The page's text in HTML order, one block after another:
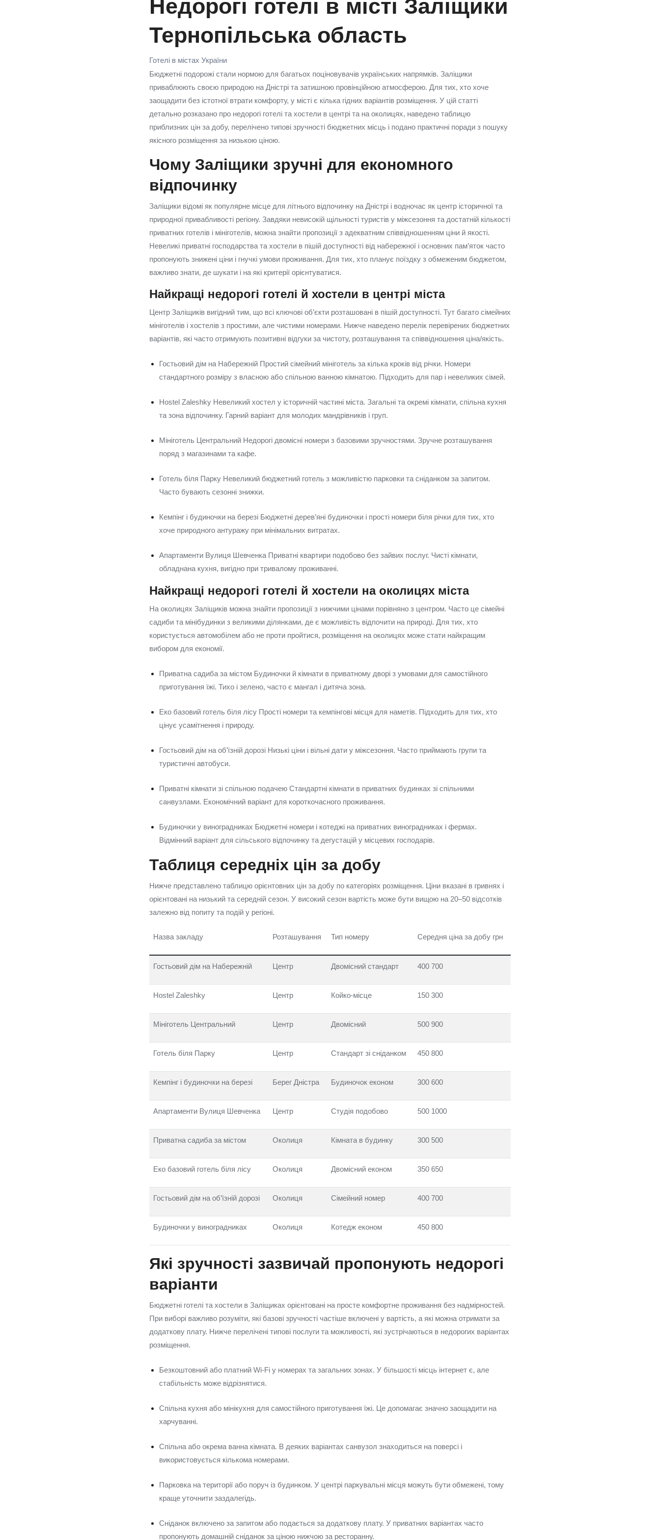
Недорогі готелі в місті Заліщики
Тернопільська область
Готелі в містах України
Бюджетні подорожі стали нормою для багатьох поціновувачів українських напрямків. Заліщики
приваблюють своєю природою на Дністрі та затишною провінційною атмосферою. Для тих, хто хоче
заощадити без істотної втрати комфорту, у місті є кілька гідних варіантів розміщення. У цій статті
детально розказано про недорогі готелі та хостели в центрі та на околицях, наведено таблицю
приблизних цін за добу, перелічено типові зручності бюджетних місць і подано практичні поради з пошуку
якісного розміщення за низькою ціною.
Чому Заліщики зручні для економного
відпочинку
Заліщики відомі як популярне місце для літнього відпочинку на Дністрі і водночас як центр історичної та
природної привабливості регіону. Завдяки невисокій щільності туристів у міжсезоння та достатній кількості
приватних готелів і мініготелів, можна знайти пропозиції з адекватним співвідношенням ціни й якості.
Невеликі приватні господарства та хостели в пішій доступності від набережної і основних пам’яток часто
пропонують знижені ціни і гнучкі умови проживання. Для тих, хто планує поїздку з обмеженим бюджетом,
важливо знати, де шукати і на які критерії орієнтуватися.
Найкращі недорогі готелі й хостели в центрі міста
Центр Заліщиків вигідний тим, що всі ключові об’єкти розташовані в пішій доступності. Тут багато сімейних
мініготелів і хостелів з простими, але чистими номерами. Нижче наведено перелік перевірених бюджетних
варіантів, які часто отримують позитивні відгуки за чистоту, розташування та співвідношення ціна/якість.
Гостьовий дім на Набережній Простий сімейний мініготель за кілька кроків від річки. Номери
стандартного розміру з власною або спільною ванною кімнатою. Підходить для пар і невеликих сімей.
Hostel Zaleshky Невеликий хостел у історичній частині міста. Загальні та окремі кімнати, спільна кухня
та зона відпочинку. Гарний варіант для молодих мандрівників і груп.
Мініготель Центральний Недорогі двомісні номери з базовими зручностями. Зручне розташування
поряд з магазинами та кафе.
Готель біля Парку Невеликий бюджетний готель з можливістю парковки та сніданком за запитом.
Часто бувають сезонні знижки.
Кемпінг і будиночки на березі Бюджетні дерев’яні будиночки і прості номери біля річки для тих, хто
хоче природного антуражу при мінімальних витратах.
Апартаменти Вулиця Шевченка Приватні квартири подобово без зайвих послуг. Чисті кімнати,
обладнана кухня, вигідно при тривалому проживанні.
Найкращі недорогі готелі й хостели на околицях міста
На околицях Заліщиків можна знайти пропозиції з нижчими цінами порівняно з центром. Часто це сімейні
садиби та мінібудинки з великими ділянками, де є можливість відпочити на природі. Для тих, хто
користується автомобілем або не проти пройтися, розміщення на околицях може стати найкращим
вибором для економії.
Приватна садиба за містом Будиночки й кімнати в приватному дворі з умовами для самостійного
приготування їжі. Тихо і зелено, часто є мангал і дитяча зона.
Еко базовий готель біля лісу Простi номери та кемпінгові місця для наметів. Підходить для тих, хто
цінує усамітнення і природу.
Гостьовий дім на об’їзній дорозі Низькі ціни і вільні дати у міжсезоння. Часто приймають групи та
туристичні автобуси.
Приватні кімнати зі спільною подачею Стандартні кімнати в приватних будинках зі спільними
санвузлами. Економічний варіант для короткочасного проживання.
Будиночки у виноградниках Бюджетні номери і котеджі на приватних виноградниках і фермах.
Відмінний варіант для сільського відпочинку та дегустацій у місцевих господарів.
Таблиця середніх цін за добу
Нижче представлено таблицю орієнтовних цін за добу по категоріях розміщення. Ціни вказані в гривнях і
орієнтовані на низький та середній сезон. У високий сезон вартість може бути вищою на 20–50 відсотків
залежно від попиту та подій у регіоні.
Назва закладу Розташування Тип номеру Середня ціна за добу грн
Гостьовий дім на Набережній Центр Двомісний стандарт 400 700
Hostel Zaleshky Центр Койко-місце 150 300
Мініготель Центральний Центр Двомісний 500 900
Готель біля Парку Центр Стандарт зі сніданком 450 800
Кемпінг і будиночки на березі Берег Дністра Будиночок економ 300 600
Апартаменти Вулиця Шевченка Центр Студія подобово 500 1000
Приватна садиба за містом Околиця Кімната в будинку 300 500
Еко базовий готель біля лісу Околиця Двомісний економ 350 650
Гостьовий дім на об’їзній дорозі Околиця Сімейний номер 400 700
Будиночки у виноградниках Околиця Котедж економ 450 800
Які зручності зазвичай пропонують недорогі
варіанти
Бюджетні готелі та хостели в Заліщиках орієнтовані на просте комфортне проживання без надмірностей.
При виборі важливо розуміти, які базові зручності частіше включені у вартість, а які можна отримати за
додаткову плату. Нижче перелічені типовi послуги та можливості, які зустрічаються в недорогих варіантах
розміщення.
Безкоштовний або платний Wi-Fi у номерах та загальних зонах. У більшості місць інтернет є, але
стабільність може відрізнятися.
Спільна кухня або мінікухня для самостійного приготування їжі. Це допомагає значно заощадити на
харчуванні.
Спільна або окрема ванна кімната. В деяких варіантах санвузол знаходиться на поверсі і
використовується кількома номерами.
Парковка на території або поруч із будинком. У центрі паркувальні місця можуть бути обмежені, тому
краще уточнити заздалегідь.
Сніданок включено за запитом або подається за додаткову плату. У приватних варіантах часто
пропонують домашній сніданок за ціною нижчою за ресторанну.